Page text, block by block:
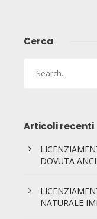
Cerca
Articoli recenti
DOVUTA
NATURALE